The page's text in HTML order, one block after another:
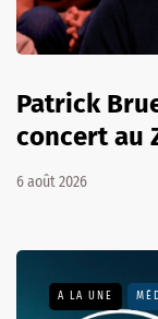
Patrick
concert au
6 août 2026
A LA UNE